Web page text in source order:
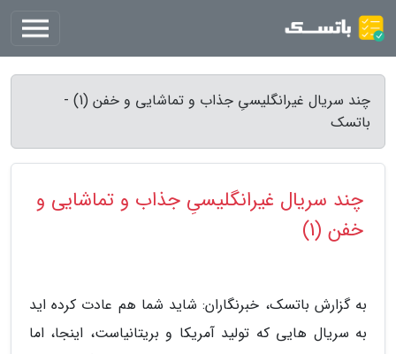
چند سریال غیرانگلیسیِ جذاب و تماشایی و خفن (1) -
باتسک
چند سریال غیرانگلیسیِ جذاب و تماشایی و
خفن (1)
به گزارش باتسک، خبرنگاران: شاید شما هم عادت کرده اید
به سریال هایی که تولید آمریکا و بریتانیاست، اینجا، اما